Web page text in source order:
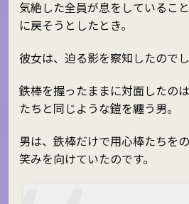
気絶した全員が息をしているこ
に戻そうとしたとき。
彼女は、迫る影を察知したのでし
鉄棒を握ったままに対面したの
たちと同じような鎧を纏う男。
男は、鉄棒だけで用心棒たちを
笑みを向けていたのです。